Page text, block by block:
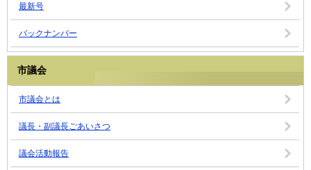
最新号
バックナンバー
市議会
市議会とは
議長・副議長ごあいさつ
議会活動報告